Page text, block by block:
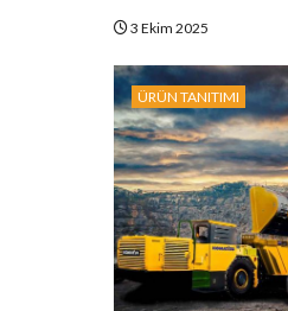
3 Ekim 2025
ÜRÜN TANITIMI